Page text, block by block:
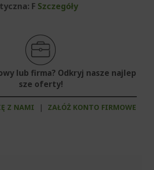
F Szczegóły
lub firma? Odkryj nasze najlep
sze oferty!
Z NAMI | ZAŁÓŻ KONTO FIRMOWE